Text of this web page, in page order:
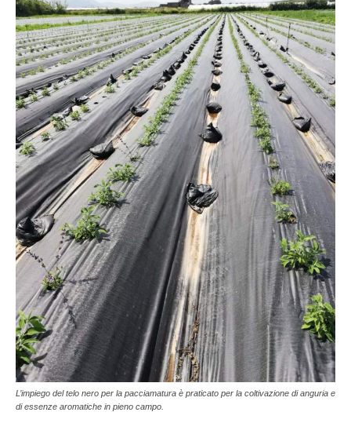
L’impiego del telo nero per la pacciamatura è praticato per la coltivazione di anguria e
di essenze aromatiche in pieno campo.